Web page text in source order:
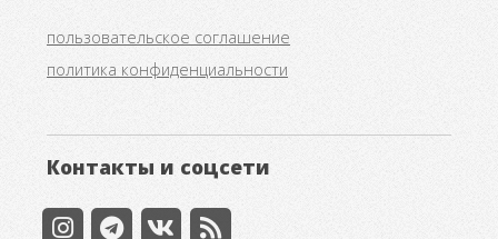
пользовательское соглашение
политика конфиденциальности
Контакты и соцсети